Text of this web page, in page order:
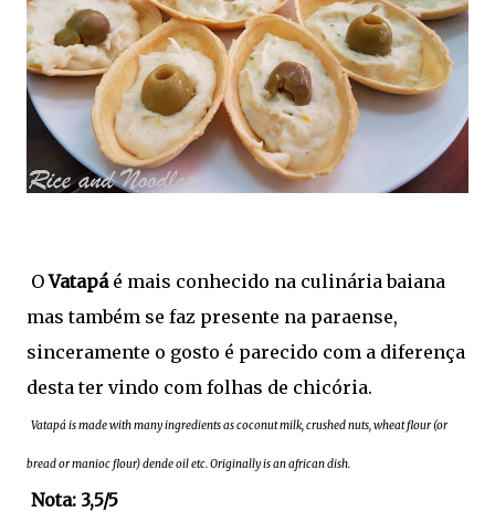
OVatapá é mais conhecido na culinária baiana
mas também se faz presente na paraense,
sinceramente o gosto é parecido com a diferença
desta ter vindo com folhas de chicória.
Vatapá is made with many ingredients as coconut milk, crushed nuts, wheat flour (or
bread or manioc flour) dende oil etc. Originally is an african dish.
Nota: 3,5/5